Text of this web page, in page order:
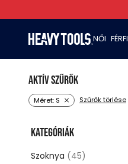
NŐI FÉRFI
Aktív szűrők
Méret: S Szűrők törlése
Kategóriák
Szoknya (45)